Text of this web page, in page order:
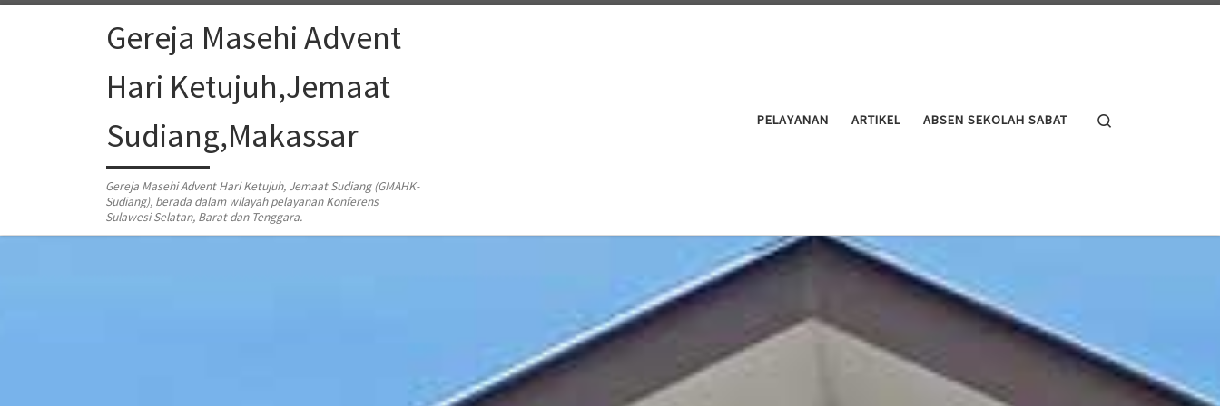
Skip to contentGereja Masehi Advent
Hari Ketujuh,Jemaat
Sudiang,Makassar
Gereja Masehi Advent Hari Ketujuh, Jemaat Sudiang (GMAHK-
Sudiang), berada dalam wilayah pelayanan Konferens
Sulawesi Selatan, Barat dan Tenggara.
PELAYANAN ARTIKEL ABSEN SEKOLAH SABAT